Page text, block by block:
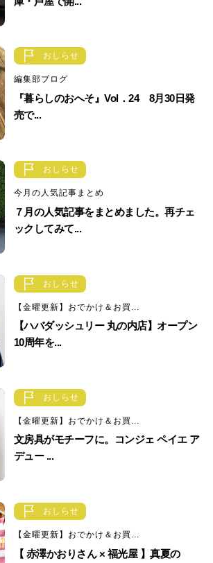
おしらせ
編集部ブログ
『暮らしのおへそ』Vol．24 8月30日発
売で...
おしらせ
今月の人気記事まとめ
７月の人気記事をまとめました。再チェ
ックしてみて...
おしらせ
【金曜更新】おでかけ＆お買...
【ハバダッシュリー 丸の内店】オープン
10周年を...
おしらせ
【金曜更新】おでかけ＆お買...
文房具がモチーフに。コンジェ ペイエ ア
デュー ...
おしらせ
【金曜更新】おでかけ＆お買...
【 赤澤かおりさん × 福光屋 】真夏の